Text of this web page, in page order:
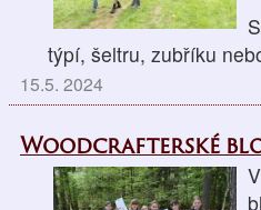
týpí, šeltru, zubříku
15.5. 2024
Woodcrafterské